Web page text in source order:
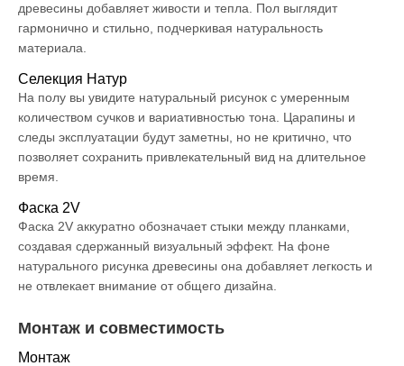
древесины добавляет живости и тепла. Пол выглядит
гармонично и стильно, подчеркивая натуральность
материала.
Селекция Натур
На полу вы увидите натуральный рисунок с умеренным
количеством сучков и вариативностью тона. Царапины и
следы эксплуатации будут заметны, но не критично, что
позволяет сохранить привлекательный вид на длительное
время.
Фаска 2V
Фаска 2V аккуратно обозначает стыки между планками,
создавая сдержанный визуальный эффект. На фоне
натурального рисунка древесины она добавляет легкость и
не отвлекает внимание от общего дизайна.
Монтаж и совместимость
Монтаж